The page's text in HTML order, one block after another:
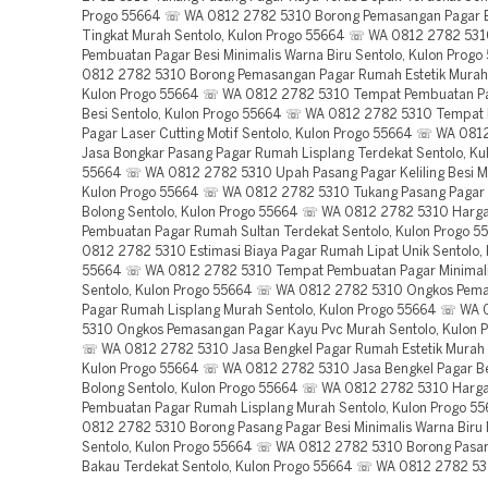
Progo 55664 ☏ WA 0812 2782 5310 Borong Pemasangan Pagar
Tingkat Murah Sentolo, Kulon Progo 55664 ☏ WA 0812 2782
Pembuatan Pagar Besi Minimalis Warna Biru Sentolo, Kulon
0812 2782 5310 Borong Pemasangan Pagar Rumah Estetik
Kulon Progo 55664 ☏ WA 0812 2782 5310 Tempat Pembuatan
Besi Sentolo, Kulon Progo 55664 ☏ WA 0812 2782 5310 Tempat
Pagar Laser Cutting Motif Sentolo, Kulon Progo 55664 ☏ WA
Jasa Bongkar Pasang Pagar Rumah Lisplang Terdekat Sentolo,
55664 ☏ WA 0812 2782 5310 Upah Pasang Pagar Keliling Besi
Kulon Progo 55664 ☏ WA 0812 2782 5310 Tukang Pasang Pagar
Bolong Sentolo, Kulon Progo 55664 ☏ WA 0812 2782 5310
Pembuatan Pagar Rumah Sultan Terdekat Sentolo, Kulon Progo
0812 2782 5310 Estimasi Biaya Pagar Rumah Lipat Unik Sentolo,
55664 ☏ WA 0812 2782 5310 Tempat Pembuatan Pagar
Sentolo, Kulon Progo 55664 ☏ WA 0812 2782 5310 Ongkos
Pagar Rumah Lisplang Murah Sentolo, Kulon Progo 55664 ☏ WA
5310 Ongkos Pemasangan Pagar Kayu Pvc Murah Sentolo, Kulon
☏ WA 0812 2782 5310 Jasa Bengkel Pagar Rumah Estetik Murah
Kulon Progo 55664 ☏ WA 0812 2782 5310 Jasa Bengkel Pagar
Bolong Sentolo, Kulon Progo 55664 ☏ WA 0812 2782 5310
Pembuatan Pagar Rumah Lisplang Murah Sentolo, Kulon Progo
0812 2782 5310 Borong Pasang Pagar Besi Minimalis Warna Biru
Sentolo, Kulon Progo 55664 ☏ WA 0812 2782 5310 Borong
Bakau Terdekat Sentolo, Kulon Progo 55664 ☏ WA 0812 2782